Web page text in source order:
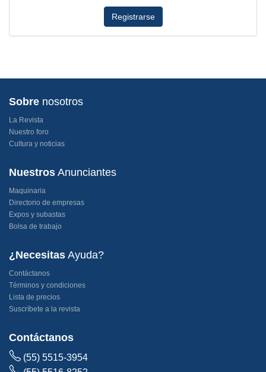
Registrarse
Sobre nosotros
La Revista
Nuestro foro
Cultura y noticias
Nuestros Anunciantes
Maquinaria
Directorio de empresas
Expos y subastas
Bolsa de trabajo
¿Necesitas Ayuda?
Contáctanos
Términos y condiciones
Lista de precios
Suscríbete a la revista
Contáctanos
(55) 5515-3954